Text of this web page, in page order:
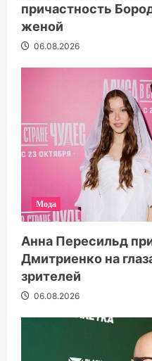
причастность
женой
06.08.2026
Мода
Анна Пересильд
Дмитриенко на
зрителей
06.08.2026